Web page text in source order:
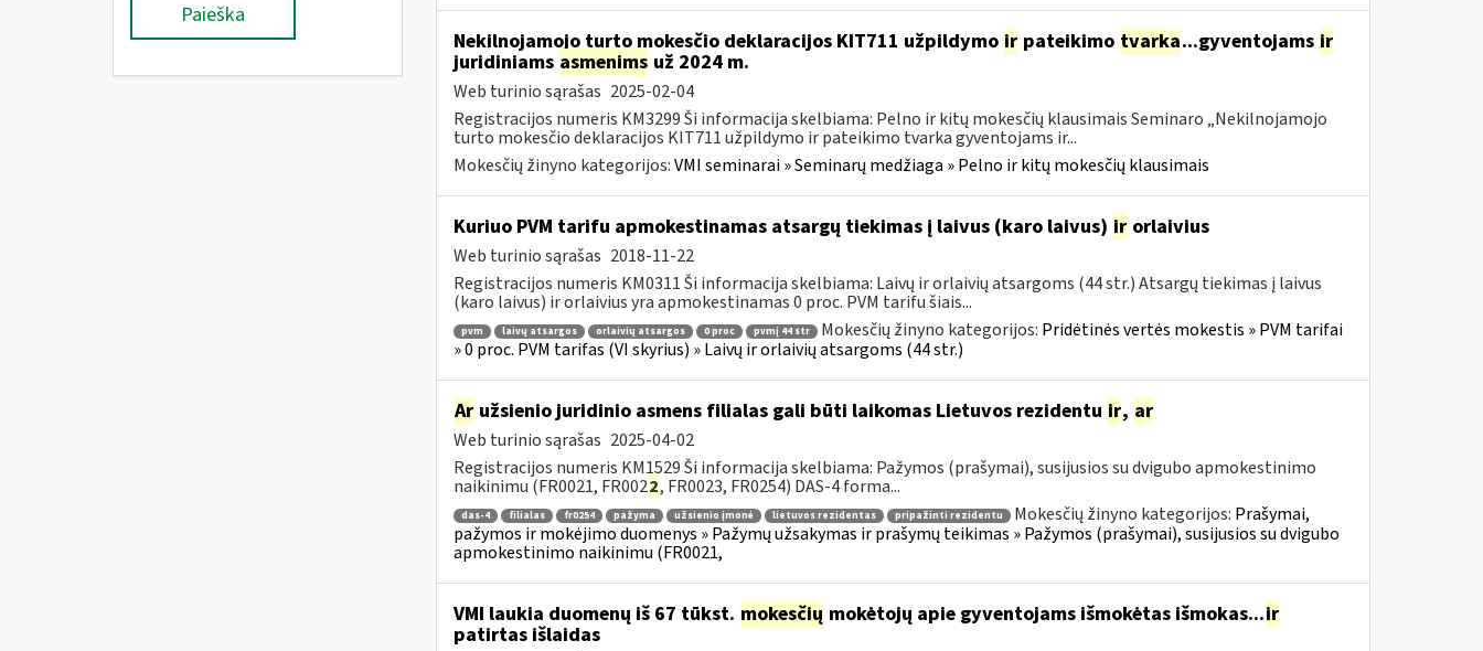
Paieška
Nekilnojamojo turto mokesčio deklaracijos KIT711 užpildymo irpateikimo tvarka...gyventojams ir
juridiniams asmenims už 2024 m.
Web turinio sąrašas 2025-02-04
Registracijos numeris KM3299 Ši informacija skelbiama: Pelno ir kitų mokesčių klausimais Seminaro „Nekilnojamojo
turto mokesčio deklaracijos KIT711 užpildymo ir pateikimo tvarka gyventojams ir...
Mokesčių žinyno kategorijos:VMI seminarai » Seminarų medžiaga » Pelno ir kitų mokesčių klausimais
Kuriuo PVM tarifu apmokestinamas atsargų tiekimas į laivus (karo laivus) irorlaivius
Web turinio sąrašas 2018-11-22
Registracijos numeris KM0311 Ši informacija skelbiama: Laivų ir orlaivių atsargoms (44 str.) Atsargų tiekimas į laivus
(karo laivus) ir orlaivius yra apmokestinamas 0 proc. PVM tarifu šiais...
pvm laivų atsargos orlaivių atsargos 0 proc pvmį 44 str Mokesčių žinyno kategorijos: Pridėtinės vertės mokestis » PVM tarifai
» 0 proc. PVM tarifas (VI skyrius) » Laivų ir orlaivių atsargoms (44 str.)
Aružsienio juridinio asmens filialas gali būti laikomas Lietuvos rezidentu ir, ar
Web turinio sąrašas 2025-04-02
Registracijos numeris KM1529 Ši informacija skelbiama: Pažymos (prašymai), susijusios su dvigubo apmokestinimo
naikinimu (FR0021, FR0022, FR0023, FR0254) DAS-4 forma...
das-4 filialas fr0254 pažyma užsienio įmonė lietuvos rezidentas pripažinti rezidentu Mokesčių žinyno kategorijos: Prašymai,
pažymos ir mokėjimo duomenys » Pažymų užsakymas ir prašymų teikimas » Pažymos (prašymai), susijusios su dvigubo
apmokestinimo naikinimu (FR0021,
VMI laukia duomenų iš 67 tūkst. mokesčių mokėtojų apie gyventojams išmokėtas išmokas...ir
patirtas išlaidas